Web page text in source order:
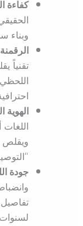
كفاءة
وبناء
تقنياً
الهوية
ويقلص
جودة